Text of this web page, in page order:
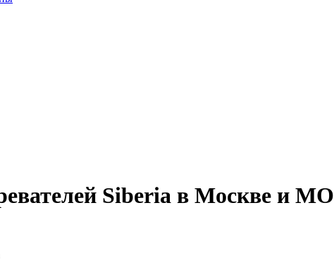
Siberia в Москве и МО